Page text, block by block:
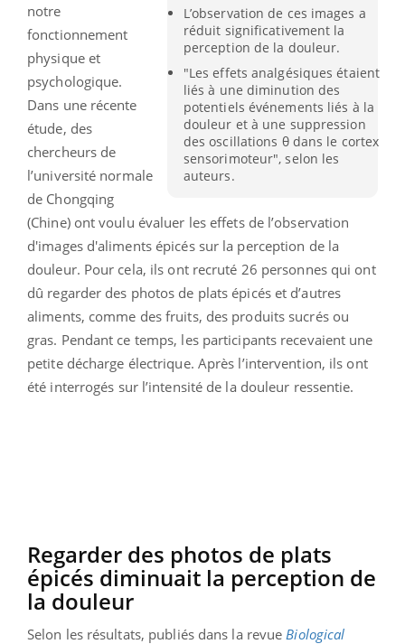
L’observation de ces images a
réduit significativement la
perception de la douleur.
"Les effets analgésiques étaient
liés à une diminution des
potentiels événements liés à la
douleur et à une suppression
des oscillations θ dans le cortex
sensorimoteur", selon les
auteurs.
notre
fonctionnement
physique et
psychologique.
Dans une récente
étude, des
chercheurs de
l’université normale
de Chongqing
(Chine) ont voulu évaluer les effets de l’observation
d'images d'aliments épicés sur la perception de la
douleur. Pour cela, ils ont recruté 26 personnes qui ont
dû regarder des photos de plats épicés et d’autres
aliments, comme des fruits, des produits sucrés ou
gras. Pendant ce temps, les participants recevaient une
petite décharge électrique. Après l’intervention, ils ont
été interrogés sur l’intensité de la douleur ressentie.
Regarder des photos de plats
épicés diminuait la perception de
la douleur
Selon les résultats, publiés dans la revue Biological